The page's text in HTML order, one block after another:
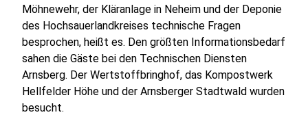
Möhnewehr, der Kläranlage in Neheim und der Deponie
des Hochsauerlandkreises technische Fragen
besprochen, heißt es. Den größten Informationsbedarf
sahen die Gäste bei den Technischen Diensten
Arnsberg. Der Wertstoffbringhof, das Kompostwerk
Hellfelder Höhe und der Arnsberger Stadtwald wurden
besucht.